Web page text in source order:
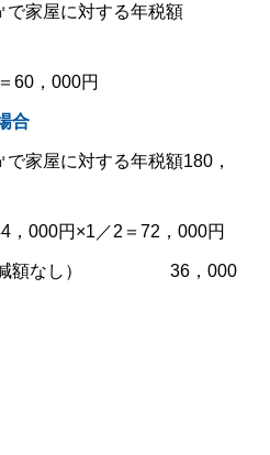
屋に対する年税額
，000円
合
屋に対する年税額180，
円×1／2＝72，000円
減額なし） 36，000